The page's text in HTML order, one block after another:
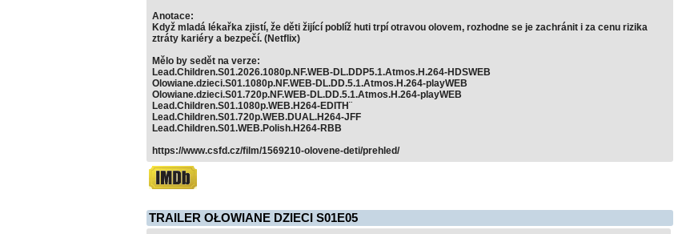
Anotace:
Když mladá lékařka zjistí, že děti žijící poblíž huti trpí otravou olovem, rozhodne se je zachránit i za cenu rizika
ztráty kariéry a bezpečí. (Netflix)
Mělo by sedět na verze:
Lead.Children.S01.2026.1080p.NF.WEB-DL.DDP5.1.Atmos.H.264-HDSWEB
Olowiane.dzieci.S01.1080p.NF.WEB-DL.DD.5.1.Atmos.H.264-playWEB
Olowiane.dzieci.S01.720p.NF.WEB-DL.DD.5.1.Atmos.H.264-playWEB
Lead.Children.S01.1080p.WEB.H264-EDITH¨
Lead.Children.S01.720p.WEB.DUAL.H264-JFF
Lead.Children.S01.WEB.Polish.H264-RBB
https://www.csfd.cz/film/1569210-olovene-deti/prehled/
TRAILER OŁOWIANE DZIECI S01E05